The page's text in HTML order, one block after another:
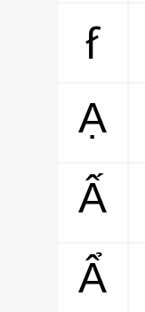
ẜ
Ạ
Ấ
Ẩ